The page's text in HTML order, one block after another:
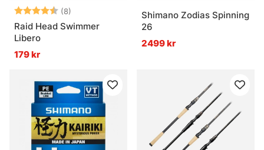
Betyg: (8)
4.5 utav 5 stjärnor
Raid Head Swimmer
Libero
179 kr
Shimano Zodias Spinning
26
2499 kr